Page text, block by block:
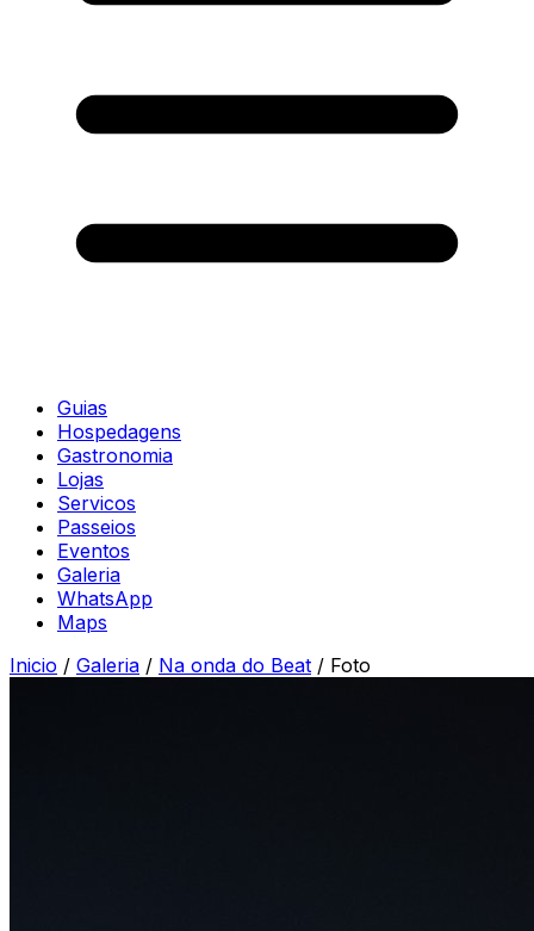
Guias
Hospedagens
Gastronomia
Lojas
Servicos
Passeios
Eventos
Galeria
WhatsApp
Maps
Inicio / Galeria / Na onda do Beat / Foto